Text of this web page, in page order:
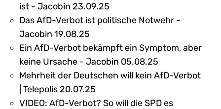
ist - Jacobin 23.09.25
Das AfD-Verbot ist politische Notwehr -
Jacobin 19.08.25
Ein AfD-Verbot bekämpft ein Symptom, aber
keine Ursache - Jacobin 05.08.25
Mehrheit der Deutschen will kein AfD-Verbot
| Telepolis 20.07.25
VIDEO: AfD-Verbot? So will die SPD es